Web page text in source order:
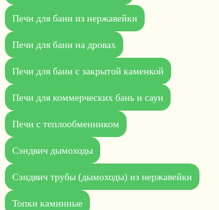
Печи для бани из нержавейки
Печи для бани на дровах
Печи для бани с закрытой каменкой
Печи для коммерческих бань и саун
Печи с теплообменником
Сэндвич дымоходы
Сэндвич трубы (дымоходы) из нержавейки
Топки каминные